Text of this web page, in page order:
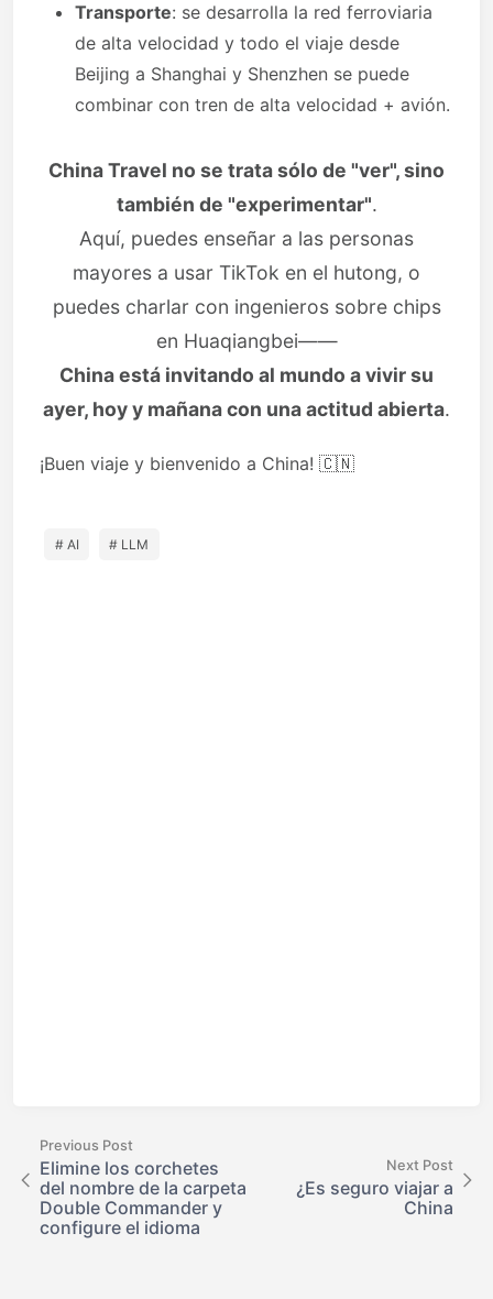
Transporte: se desarrolla la red ferroviaria
de alta velocidad y todo el viaje desde
Beijing a Shanghai y Shenzhen se puede
combinar con tren de alta velocidad + avión.
China Travel no se trata sólo de "ver", sino
también de "experimentar".
Aquí, puedes enseñar a las personas
mayores a usar TikTok en el hutong, o
puedes charlar con ingenieros sobre chips
en Huaqiangbei——
China está invitando al mundo a vivir su
ayer, hoy y mañana con una actitud abierta.
¡Buen viaje y bienvenido a China! 🇨🇳
# AI # LLM
Previous Post
Elimine los corchetes
del nombre de la carpeta
Double Commander y
configure el idioma
Next Post
¿Es seguro viajar a
China